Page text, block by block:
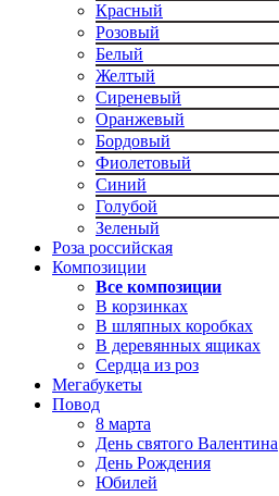
Красный
Розовый
Белый
Желтый
Сиреневый
Оранжевый
Бордовый
Фиолетовый
Синий
Голубой
Зеленый
Роза российская
Композиции
Все композиции
В корзинках
В шляпных коробках
В деревянных ящиках
Сердца из роз
Мегабукеты
Повод
8 марта
День святого Валентина
День Рождения
Юбилей